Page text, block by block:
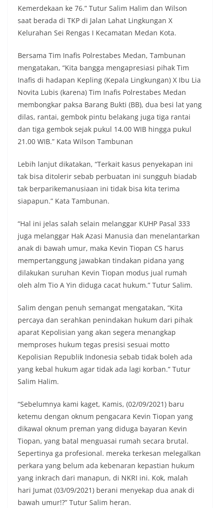
Sunggal sebagai bagian dari upaya menciptakan
situasi Kamtibmas yang aman dan kondusif,
sekaligus menumbuhkan semangat nasionalisme
warga dalam menyambut Hari Kemerdekaan RI.
Sambangi Warga Kelurahan Sunggal, Ingatkan
Pemasangan Bendera Merah Putih Jelang HUT
Kemerdekaan RI‎‎Medan, 5 Agustus 2026 — Dalam
rangka menyambut Hari Ulang Tahun
Kemerdekaan Republik Indonesia yang ke-81,
Bhabinkamtibmas Kelurahan Sunggal, Aiptu
Muliyadi Suraukur, melaksanakan kegiatan
sambang Door to Door System (DDS) kepada
warga di wilayah Kelurahan Sunggal, Kecamatan
hingga selesai, menyasar rumah-rumah warga di
beberapa lingkungan yang ada di kelurahan
tersebut.‎Sambang Langsung ke Rumah
Warga‎Dalam kegiatan ini, Aiptu Muliyadi
Suraukur mendatangi warga secara langsung dari
sekaligus menyampaikan pesan-pesan
kamtibmas. Kehadiran petugas disambut baik
oleh warga, yang sebagian besar tengah bersiap
menyambut momentum HUT Kemerdekaan RI
dengan berbagai persiapan di lingkungan
masing-masing.‎Dalam dialog yang berlangsung
akrab, Bhabinkamtibmas menyapa warga,
lingkungan tempat tinggal, serta membuka ruang
komunikasi dua arah agar warga dapat
menyampaikan keluhan maupun informasi terkait
situasi kamtibmas di sekitar mereka.‎‎‎Salah satu
poin utama yang disampaikan dalam kegiatan
sambang ini adalah imbauan kepada warga untuk
memasang bendera Merah Putih secara penuh,
bukan setengah tiang, sebagai bentuk
penghormatan dan rasa cinta tanah air
Petugas mengingatkan bahwa pemasangan
bendera dengan benar merupakan salah satu
wujud nyata partisipasi masyarakat dalam
memperingati hari bersejarah bangsa
Indonesia.‎‎”Kami mengimbau kepada seluruh
warga agar mulai mempersiapkan dan memasang
bendera Merah Putih di depan rumah masing-
masing secara penuh. Ini adalah bentuk
penghormatan kita bersama terhadap
perjuangan para pahlawan yang telah merebut
kemerdekaan,” ujar Aiptu Muliyadi Suraukur saat
Kemerdekaan ke 76.” Tutur Salim Halim dan Wilson
saat berada di TKP di Jalan Lahat Lingkungan X
Kelurahan Sei Rengas I Kecamatan Medan Kota.
Bersama Tim Inafis Polrestabes Medan, Tambunan
mengatakan, “Kita bangga mengapresiasi pihak Tim
Inafis di hadapan Kepling (Kepala Lingkungan) X Ibu Lia
Novita Lubis (karena) Tim Inafis Polrestabes Medan
membongkar paksa Barang Bukti (BB), dua besi lat yang
dilas, rantai, gembok pintu belakang juga tiga rantai
dan tiga gembok sejak pukul 14.00 WIB hingga pukul
21.00 WIB.” Kata Wilson Tambunan
Lebih lanjut dikatakan, “Terkait kasus penyekapan ini
tak bisa ditolerir sebab perbuatan ini sungguh biadab
tak berparikemanusiaan ini tidak bisa kita terima
siapapun.” Kata Tambunan.
“Hal ini jelas salah selain melanggar KUHP Pasal 333
juga melanggar Hak Azasi Manusia dan menelantarkan
anak di bawah umur, maka Kevin Tiopan CS harus
mempertanggung jawabkan tindakan pidana yang
dilakukan suruhan Kevin Tiopan modus jual rumah
oleh alm Tio A Yin diduga cacat hukum.” Tutur Salim.
Salim dengan penuh semangat mengatakan, “Kita
percaya dan serahkan penindakan hukum dari pihak
aparat Kepolisian yang akan segera menangkap
memproses hukum tegas presisi sesuai motto
Kepolisian Republik Indonesia sebab tidak boleh ada
yang kebal hukum agar tidak ada lagi korban.” Tutur
Salim Halim.
“Sebelumnya kami kaget, Kamis, (02/09/2021) baru
ketemu dengan oknum pengacara Kevin Tiopan yang
dikawal oknum preman yang diduga bayaran Kevin
Tiopan, yang batal menguasai rumah secara brutal.
Sepertinya ga profesional. mereka terkesan melegalkan
perkara yang belum ada kebenaran kepastian hukum
yang inkrach dari manapun, di NKRI ini. Kok, malah
hari Jumat (03/09/2021) berani menyekap dua anak di
bawah umur!?” Tutur Salim heran.